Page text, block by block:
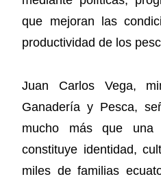
que mejoran las
productividad de los
Juan Carlos Vega,
Ganadería y Pesca,
mucho más que una
constituye identidad,
miles de familias